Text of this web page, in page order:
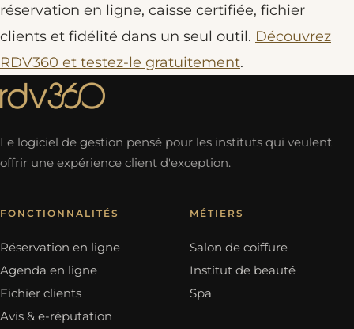
réservation en ligne, caisse certifiée, fichier
clients et fidélité dans un seul outil. Découvrez
RDV360 et testez-le gratuitement.
Le logiciel de gestion pensé pour les instituts qui veulent
offrir une expérience client d'exception.
FONCTIONNALITÉS
Réservation en ligne
Agenda en ligne
Fichier clients
Avis & e-réputation
MÉTIERS
Salon de coiffure
Institut de beauté
Spa